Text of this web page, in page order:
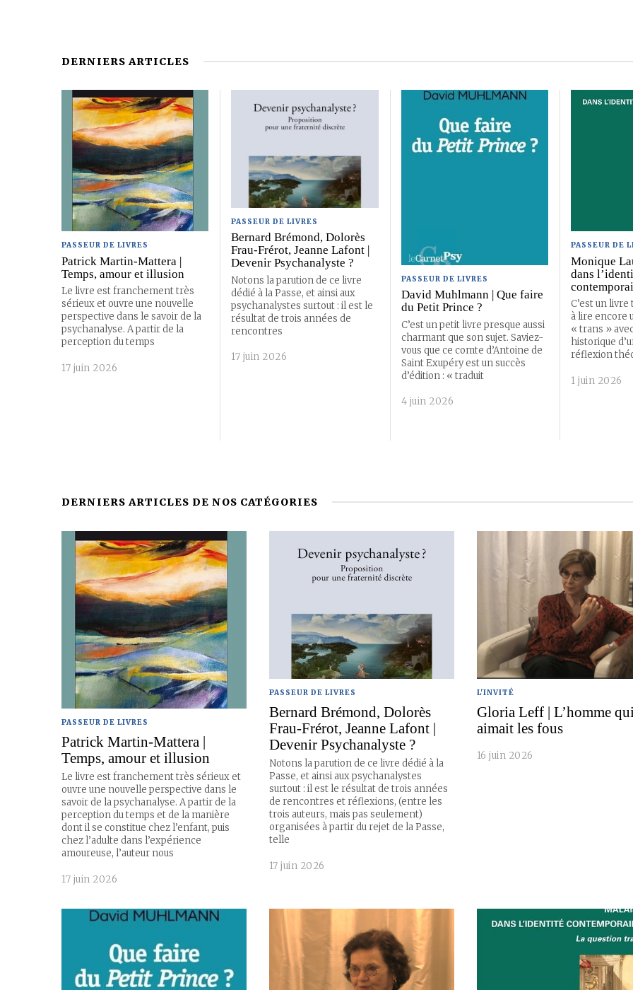
DERNIERS ARTICLES
PASSEUR DE LIVRES
Patrick Martin-Mattera |
Temps, amour et illusion
Le livre est franchement très
sérieux et ouvre une nouvelle
perspective dans le savoir de la
psychanalyse. A partir de la
perception du temps
17 juin 2026
PASSEUR DE LIVRES
Bernard Brémond, Dolorès
Frau-Frérot, Jeanne Lafont |
Devenir Psychanalyste ?
Notons la parution de ce livre
dédié à la Passe, et ainsi aux
psychanalystes surtout : il est le
résultat de trois années de
rencontres
17 juin 2026
PASSEUR DE LIVRES
David Muhlmann | Que faire
du Petit Prince ?
C’est un petit livre presque aussi
charmant que son sujet. Saviez-
vous que ce comte d’Antoine de
Saint Exupéry est un succès
d’édition : « traduit
4 juin 2026
PASSEUR DE
Monique
dans
C’est un livre
à lire encore
« trans »
historique
réflexion
1 juin 2026
DERNIERS ARTICLES DE NOS CATÉGORIES
PASSEUR DE LIVRES
Patrick Martin-Mattera |
Temps, amour et illusion
Le livre est franchement très sérieux et
ouvre une nouvelle perspective dans le
savoir de la psychanalyse. A partir de la
perception du temps et de la manière
dont il se constitue chez l’enfant, puis
chez l’adulte dans l’expérience
amoureuse, l’auteur nous
17 juin 2026
PASSEUR DE LIVRES
Bernard Brémond, Dolorès
Frau-Frérot, Jeanne Lafont |
Devenir Psychanalyste ?
Notons la parution de ce livre dédié à la
Passe, et ainsi aux psychanalystes
surtout : il est le résultat de trois années
de rencontres et réflexions, (entre les
trois auteurs, mais pas seulement)
organisées à partir du rejet de la Passe,
telle
17 juin 2026
L'INVITÉ
Gloria Leff | L’homme
aimait les fous
16 juin 2026